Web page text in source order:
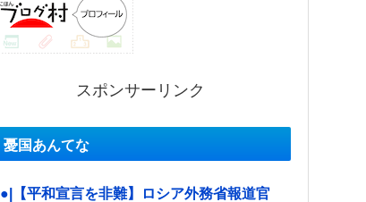
スポンサーリンク
憂国あんてな
|●|【平和宣言を非難】ロシア外務省報道官